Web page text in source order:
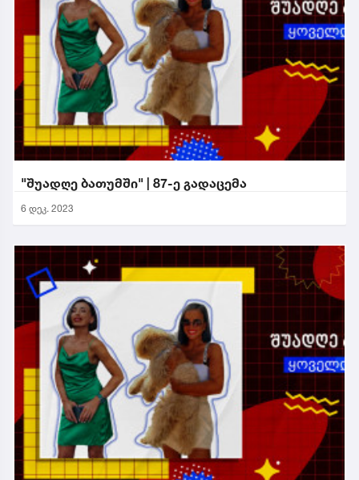
"შუადღე ბათუმში" | 87-ე გადაცემა
6 დეკ. 2023